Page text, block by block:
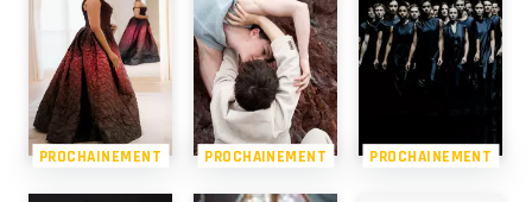
PROCHAINEMENT PROCHAINEMENT PROCHAINEMENT